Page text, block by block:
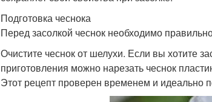
Подготовка чеснока
Перед засолкой чеснок необходимо
Очистите чеснок от шелухи. Если вы хотите
приготовления можно нарезать чеснок
Этот рецепт проверен временем и идеально